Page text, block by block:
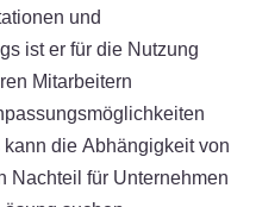
und
ist er für die Nutzung
Mitarbeitern
die Abhängigkeit von
Nachteil für Unternehmen